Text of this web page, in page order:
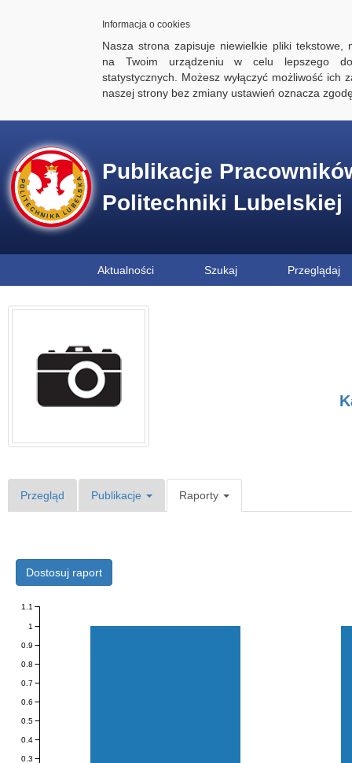
Informacja o cookies
Nasza strona zapisuje niewielkie pliki tekstowe,
na Twoim urządzeniu w celu lepszego
statystycznych. Możesz wyłączyć możliwość ich
naszej strony bez zmiany ustawień oznacza
Publikacje
Politechniki Lubelskiej
Aktualności Szukaj Przeglądaj
Przegląd Publikacje Raporty
Dostosuj raport
0.3
0.4
0.5
0.6
0.7
0.8
0.9
1
1.1